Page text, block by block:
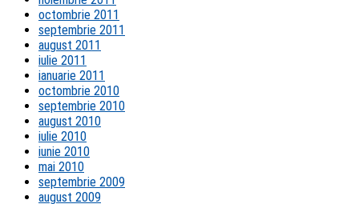
octombrie 2011
septembrie 2011
august 2011
iulie 2011
ianuarie 2011
octombrie 2010
septembrie 2010
august 2010
iulie 2010
iunie 2010
mai 2010
septembrie 2009
august 2009